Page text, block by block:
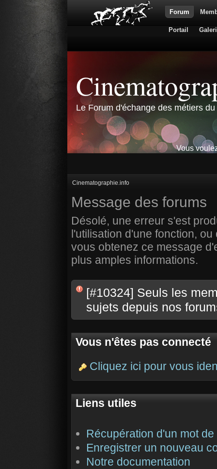
Forum
Portail
Le Forum d'échange des métiers
Vous
Cinematographie.info
Message des forums
Désolé, une erreur s'est
l'utilisation d'une fonction,
vous obtenez ce message
plus amples informations.
[#10324] Seuls les
sujets depuis nos
Vous n'êtes pas connecté
Cliquez ici pour vous
Liens utiles
Récupération d'un mot
Enregistrer un nouveau
Notre documentation